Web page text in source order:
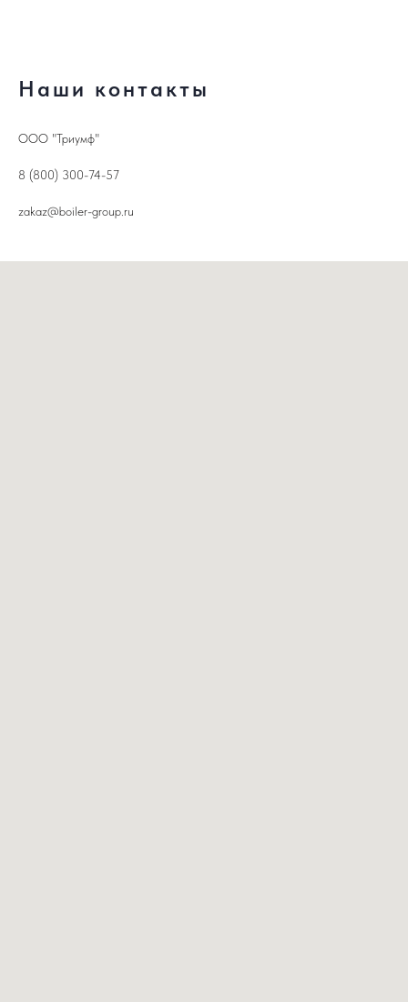
Наши контакты
ООО "Триумф"
8 (800) 300-74-57
zakaz@boiler-group.ru